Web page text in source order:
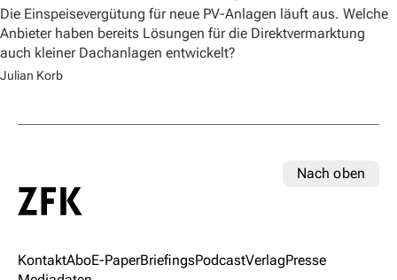
Die Einspeisevergütung für neue PV-Anlagen läuft aus. Welche
Anbieter haben bereits Lösungen für die Direktvermarktung
auch kleiner Dachanlagen entwickelt?
Julian Korb
Nach oben
KontaktAboE-PaperBriefingsPodcastVerlagPresse